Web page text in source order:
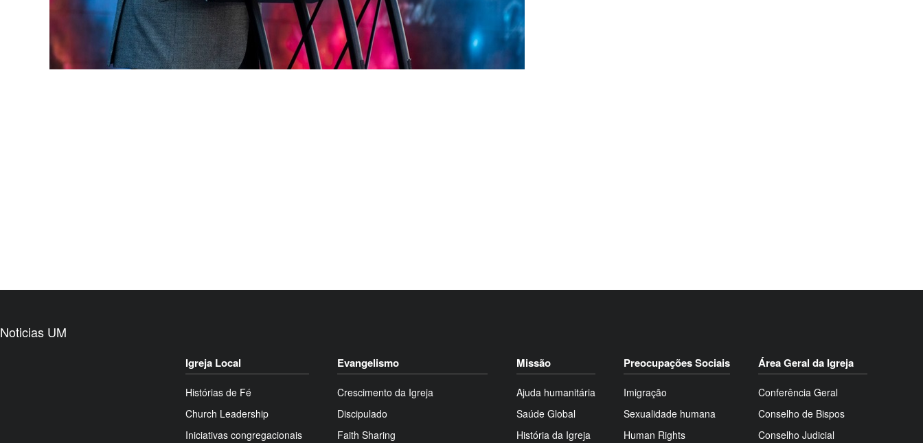
Noticias UM
Igreja Local
Histórias de Fé
Church Leadership
Iniciativas congregacionais
Evangelismo
Crescimento da Igreja
Discipulado
Faith Sharing
Missão
Ajuda humanitária
Saúde Global
História da Igreja
Preocupações Sociais
Imigração
Sexualidade humana
Human Rights
Área Geral da Igreja
Conferência Geral
Conselho de Bispos
Conselho Judicial